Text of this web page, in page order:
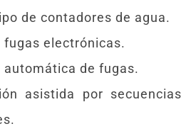
de contadores de agua.
fugas electrónicas.
automática de fugas.
asistida por secuencias